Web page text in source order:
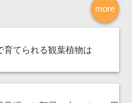
more
育てられる観葉植物は